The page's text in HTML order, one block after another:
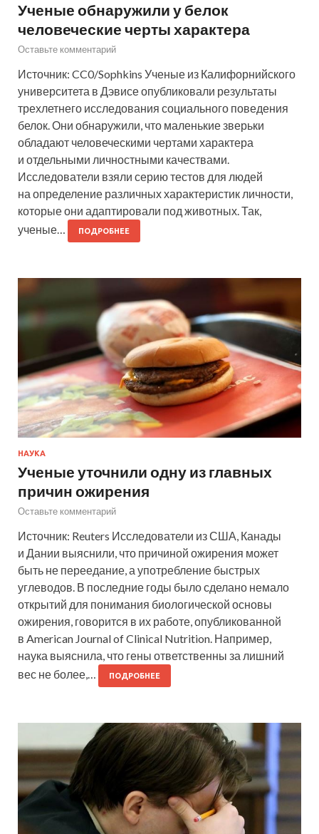
Ученые обнаружили у белок
человеческие черты характера
Оставьте комментарий
Источник: CC0/Sophkins Ученые из Калифорнийского
университета в Дэвисе опубликовали результаты
трехлетнего исследования социального поведения
белок. Они обнаружили, что маленькие зверьки
обладают человеческими чертами характера
и отдельными личностными качествами.
Исследователи взяли серию тестов для людей
на определение различных характеристик личности,
которые они адаптировали под животных. Так,
ученые…
ПОДРОБНЕЕ
НАУКА
Ученые уточнили одну из главных
причин ожирения
Оставьте комментарий
Источник: Reuters Исследователи из США, Канады
и Дании выяснили, что причиной ожирения может
быть не переедание, а употребление быстрых
углеводов. В последние годы было сделано немало
открытий для понимания биологической основы
ожирения, говорится в их работе, опубликованной
в American Journal of Clinical Nutrition. Например,
наука выяснила, что гены ответственны за лишний
вес не более,…
ПОДРОБНЕЕ